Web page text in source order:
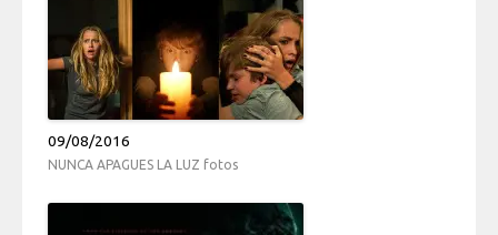
09/08/2016
NUNCA APAGUES LA LUZ fotos